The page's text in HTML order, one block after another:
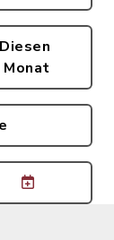
Diesen
Monat